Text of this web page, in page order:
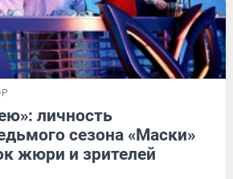
личность
сезона «Маски»
жюри и зрителей